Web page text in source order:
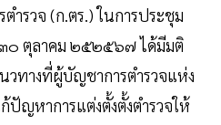
ำรวจ (ก.ตร.) ในการประชุม
๐ ตุลาคม ๒๕๒๕๖๗ ได้มีมติ
ทางที่ผู้บัญชาการตำรวจแห่ง
ญหาการแต่งตั้งตั้งตำรวจให้